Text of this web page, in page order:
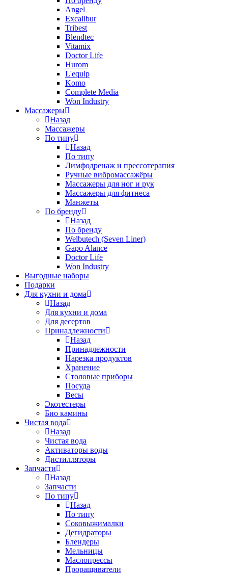
Angel
Excalibur
Tribest
Blendtec
Vitamix
Doctor Life
Hurom
L'equip
Komo
Complete Media
Won Industry
Массажеры
Назад
Массажеры
По типу
Назад
По типу
Лимфодренаж и прессотерапия
Ручные вибромассажёры
Массажеры для ног и рук
Массажеры для фитнеса
Манжеты
По бренду
Назад
По бренду
Welbutech (Seven Liner)
Gapo Alance
Doctor Life
Won Industry
Выгодные наборы
Подарки
Для кухни и дома
Назад
Для кухни и дома
Для десертов
Принадлежности
Назад
Принадлежности
Нарезка продуктов
Хранение
Столовые приборы
Посуда
Весы
Экотестеры
Био камины
Чистая вода
Назад
Чистая вода
Активаторы воды
Дистилляторы
Запчасти
Назад
Запчасти
По типу
Назад
По типу
Соковыжималки
Дегидраторы
Блендеры
Мельницы
Маслопрессы
Проращиватели